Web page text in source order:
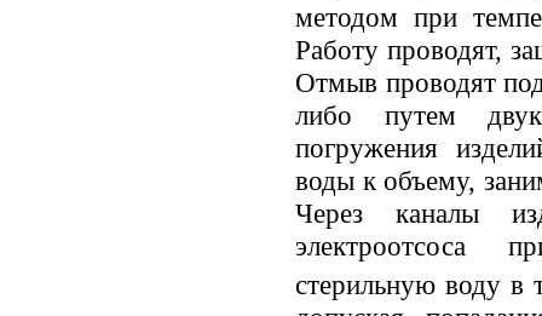
методом при
Работу проводят,
Отмыв проводят
либо путем
погружения
воды к объему,
Через каналы
электроотсоса
стерильную воду в